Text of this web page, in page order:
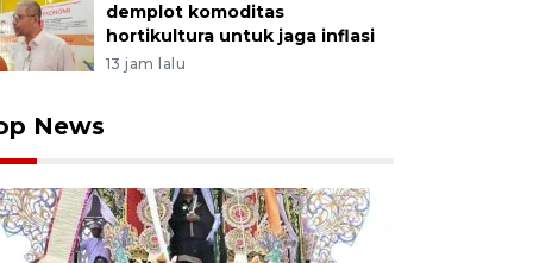
demplot komoditas
hortikultura untuk jaga inflasi
13 jam lalu
News